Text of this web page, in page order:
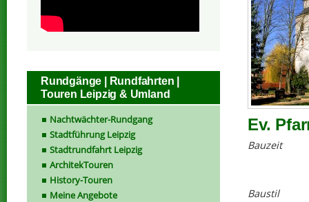
Ev.
Bauzeit
Baustil
Rundgänge | Rundfahrten |
Touren Leipzig & Umland
Nachtwächter-Rundgang
Stadtführung Leipzig
Stadtrundfahrt Leipzig
ArchitekTouren
History-Touren
Meine Angebote